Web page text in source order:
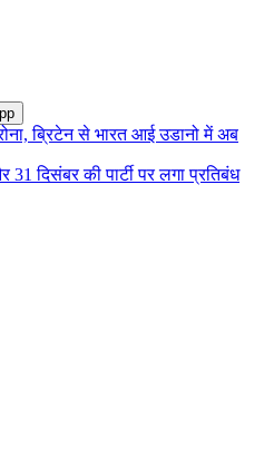
ब्रिटेन से भारत आई उडानो में अब
दिसंबर की पार्टी पर लगा प्रतिबंध